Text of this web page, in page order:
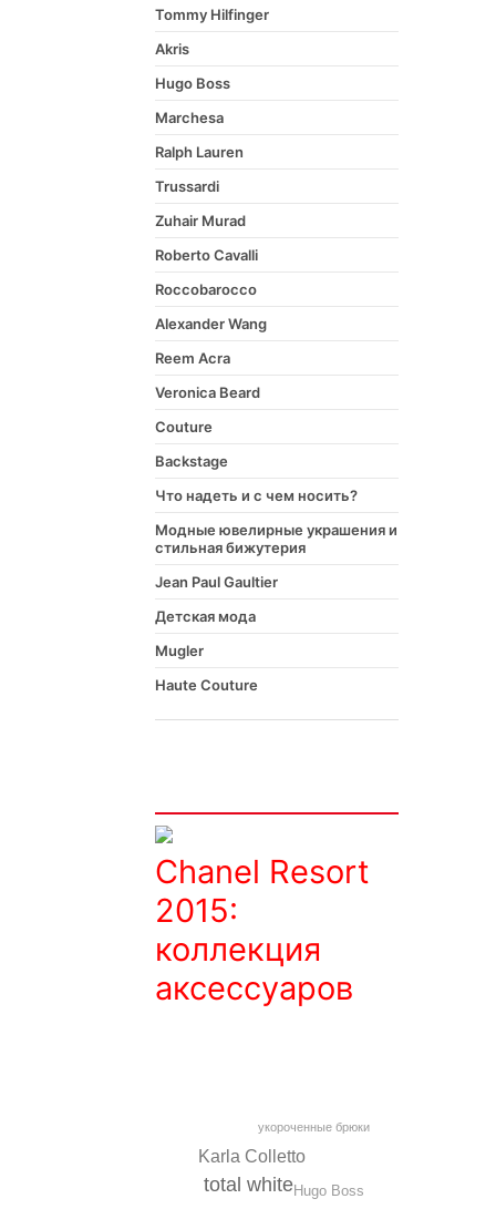
Tommy Hilfinger
Akris
Hugo Boss
Marchesa
Ralph Lauren
Trussardi
Zuhair Murad
Roberto Cavalli
Roccobarocco
Alexander Wang
Reem Acra
Veronica Beard
Couture
Backstage
Что надеть и с чем носить?
Модные ювелирные украшения и
стильная бижутерия
Jean Paul Gaultier
Детская мода
Mugler
Haute Couture
Chanel Resort
2015:
коллекция
аксессуаров
total white
Karla Colletto
Hugo Boss
укороченные брюки